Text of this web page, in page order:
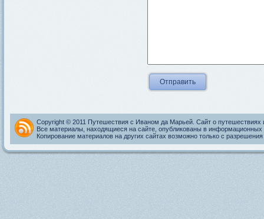
Copyright © 2011 Путешествия с Иваном да Марьей. Сайт о путешествиях
Все материалы, находящиеся на сайте, опубликованы в информационных
Копирование материалов на других сайтах возможно только с разрешения